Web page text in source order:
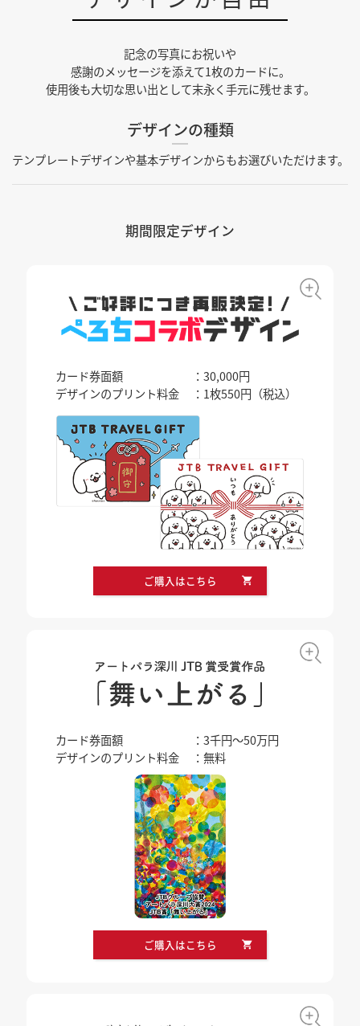
記念の写真にお祝いや
感謝のメッセージを添えて1枚のカードに。
使用後も大切な思い出として末永く手元に残せます。
デザインの種類
テンプレートデザインや基本デザインからもお選びいただけます。
期間限定デザイン
カード券面額
：30,000円
デザインのプリント料金
：1枚550円（税込）
ご購入はこちら
カード券面額
：3千円～50万円
デザインのプリント料金
：無料
ご購入はこちら